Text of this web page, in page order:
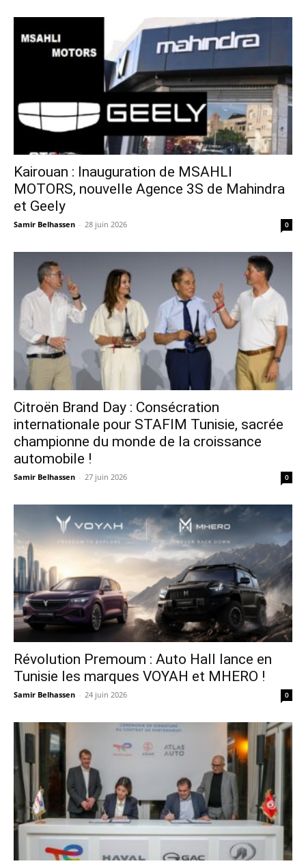
Kairouan : Inauguration de MSAHLI
MOTORS, nouvelle Agence 3S de Mahindra
et Geely
Samir Belhassen - 28 juin 2026 0
Citroën Brand Day : Consécration
internationale pour STAFIM Tunisie, sacrée
championne du monde de la croissance
automobile !
Samir Belhassen - 27 juin 2026 0
Révolution Premoum : Auto Hall lance en
Tunisie les marques VOYAH et MHERO !
Samir Belhassen - 24 juin 2026 0